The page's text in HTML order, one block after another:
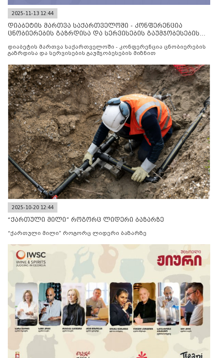
2025-11-13 12:44
დიაბეტის მართვა საქართველოში - კონფერენცია
ცნობიერების გაზრდისა და სერვისების გაუმჯობესების
დიაბეტის მართვა საქართველოში - კონფერენცია ცნობიერების
გაზრდისა და სერვისების გაუმჯობესების მიზნით
2025-10-20 12:44
“ქართული მილი” როგორც ლიდერი ბაზარზე
“ქართული მილი” როგორც ლიდერი ბაზარზე